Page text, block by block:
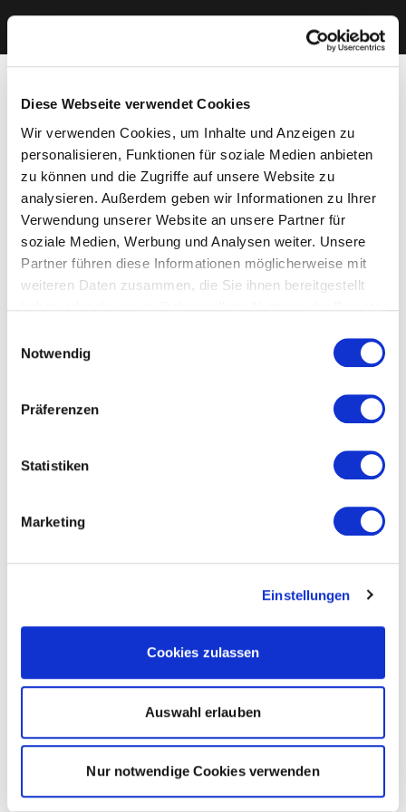
Diese Webseite verwendet Cookies
Wir verwenden Cookies, um Inhalte und Anzeigen zu
personalisieren, Funktionen für soziale Medien anbieten
zu können und die Zugriffe auf unsere Website zu
analysieren. Außerdem geben wir Informationen zu Ihrer
Verwendung unserer Website an unsere Partner für
soziale Medien, Werbung und Analysen weiter. Unsere
Partner führen diese Informationen möglicherweise mit
weiteren Daten zusammen, die Sie ihnen bereitgestellt
Cookies, wenn Sie unsere Webseite weiterhin nutzen.
Notwendig
Präferenzen
Statistiken
Marketing
Einstellungen
Cookies zulassen
Auswahl erlauben
Nur notwendige Cookies verwenden